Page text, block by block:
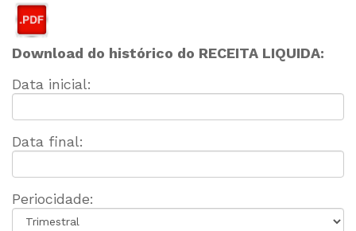
Download do histórico do RECEITA LIQUIDA:
Data inicial:
Data final:
Periocidade: